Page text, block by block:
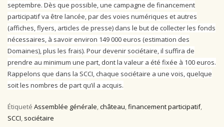
septembre. Dès que possible, une campagne de financement
participatif va être lancée, par des voies numériques et autres
(affiches, flyers, articles de presse) dans le but de collecter les fonds
nécessaires, à savoir environ 149 000 euros (estimation des
Domaines), plus les frais). Pour devenir sociétaire, il suffira de
prendre au minimum une part, dont la valeur a été fixée à 100 euros.
Rappelons que dans la SCCI, chaque sociétaire a une vois, quelque
soit les nombres de part qu’il a acquis.
Étiqueté Assemblée générale,château,financement participatif,
SCCI, sociétaire